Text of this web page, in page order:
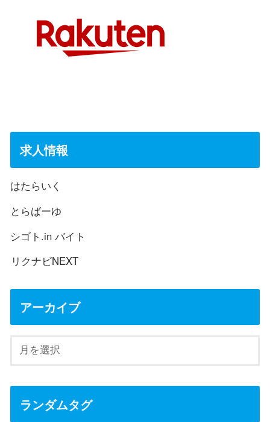
求人情報
はたらいく
とらばーゆ
シゴト.in バイト
リクナビNEXT
アーカイブ
ランダムタグ